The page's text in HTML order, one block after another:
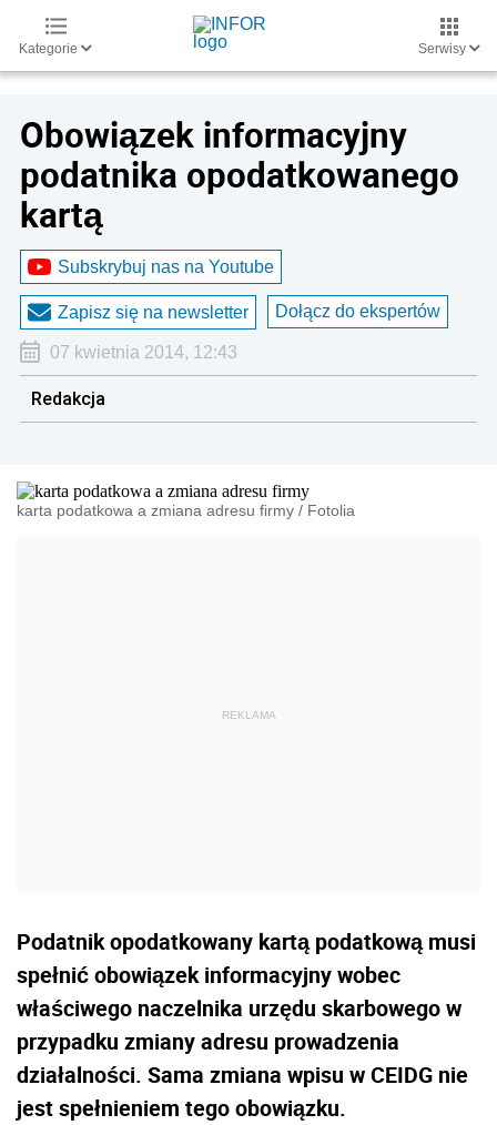
Kategorie Serwisy
Obowiązek informacyjny
podatnika opodatkowanego
kartą
Subskrybuj nas na Youtube
Zapisz się na newsletter Dołącz do ekspertów
07 kwietnia 2014, 12:43
Redakcja
karta podatkowa a zmiana adresu firmy / Fotolia
Podatnik opodatkowany kartą podatkową musi
spełnić obowiązek informacyjny wobec
właściwego naczelnika urzędu skarbowego w
przypadku zmiany adresu prowadzenia
działalności. Sama zmiana wpisu w CEIDG nie
jest spełnieniem tego obowiązku.